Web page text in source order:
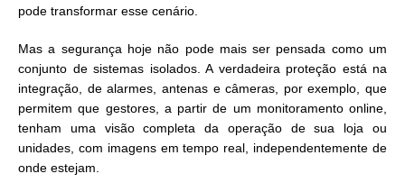
pode transformar esse cenário.
Mas a segurança hoje não pode mais ser pensada como um
conjunto de sistemas isolados. A verdadeira proteção está na
integração, de alarmes, antenas e câmeras, por exemplo, que
permitem que gestores, a partir de um monitoramento online,
tenham uma visão completa da operação de sua loja ou
unidades, com imagens em tempo real, independentemente de
onde estejam.